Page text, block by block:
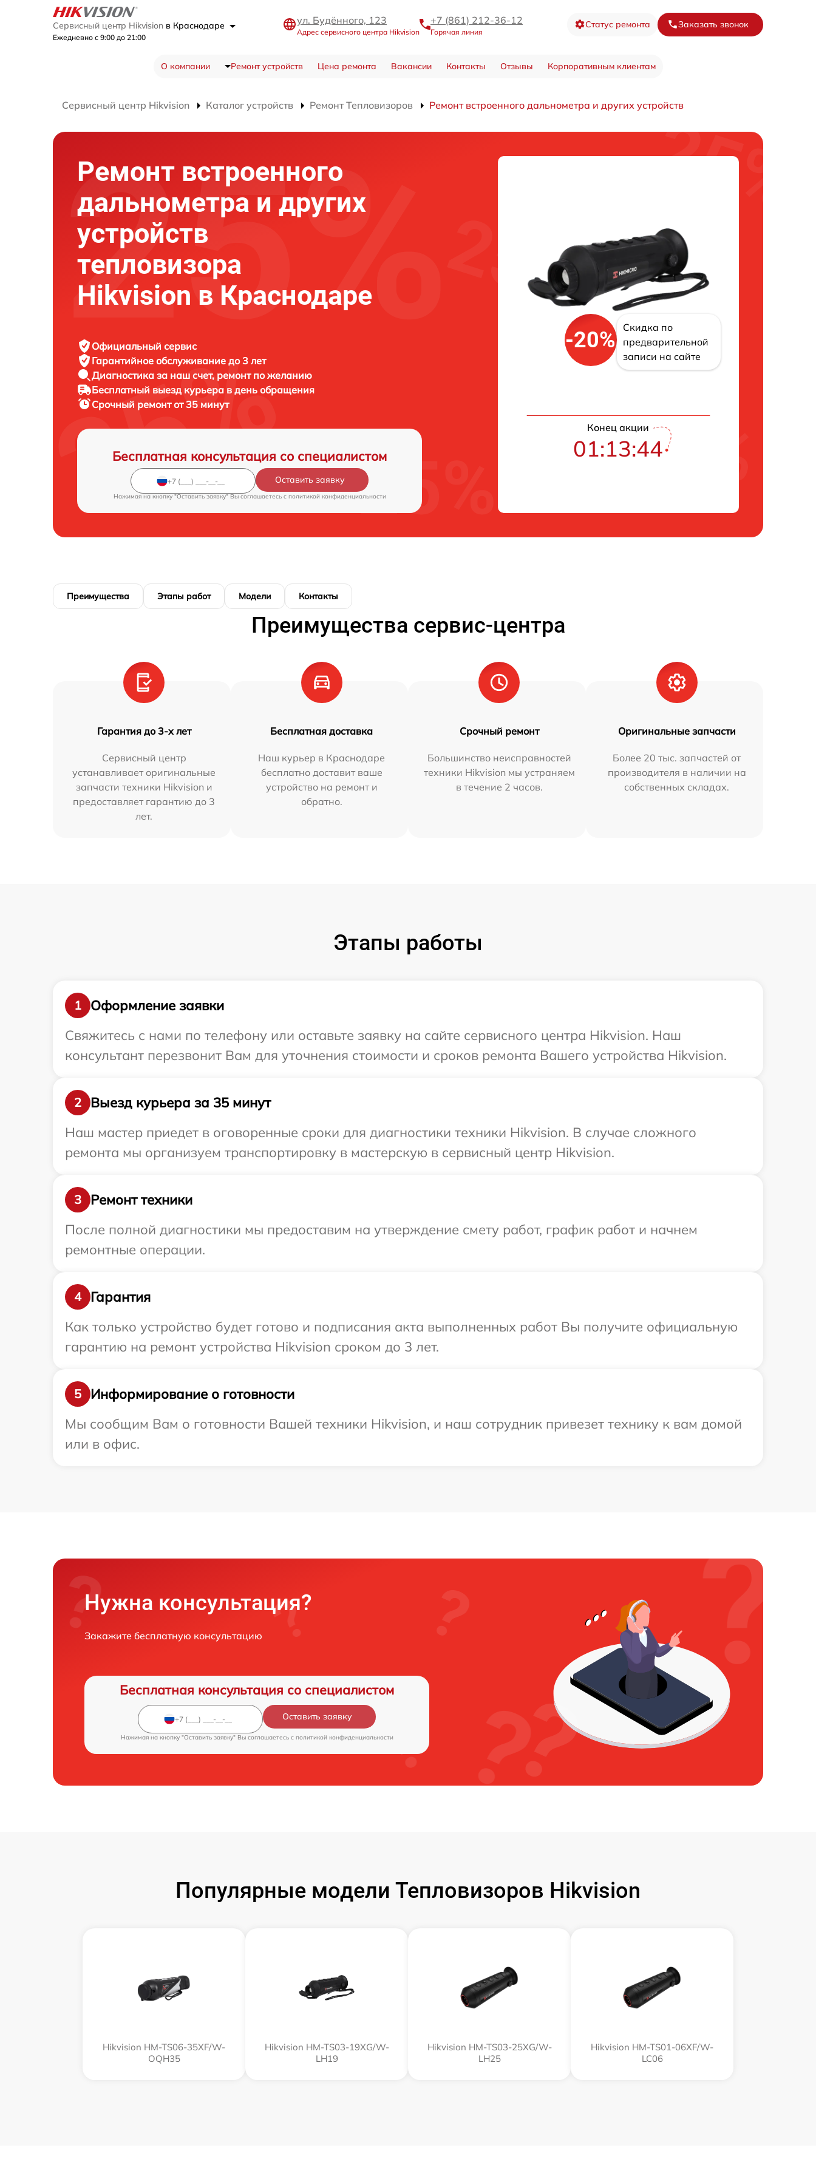
Сервисный центр Hikvision в Краснодаре
Ежедневно с 9:00 до 21:00
ул. Будённого, 123
Адрес сервисного центра Hikvision
+7 (861) 212-36-12
Горячая линия
Статус ремонта Заказать звонок
О компании Ремонт устройств Цена ремонта Вакансии Контакты Отзывы Корпоративным клиентам
Сервисный центр Hikvision Каталог устройств Ремонт Тепловизоров Ремонт встроенного дальнометра и других устройств
Ремонт встроенного
дальнометра и других
устройств
тепловизора
Hikvision в Краснодаре
Официальный сервис
Гарантийное обслуживание до 3 лет
Диагностика за наш счет, ремонт по желанию
Бесплатный выезд курьера в день обращения
Срочный ремонтот 35 минут
Бесплатная консультация со специалистом
Оставить заявку
Нажимая на кнопку "Оставить заявку" Вы соглашаетесь c политикой конфиденциальности
-20%
Скидка по
предварительной
записи на сайте
Конец акции
01:13:43
Преимущества Этапы работ Модели Контакты
Преимущества сервис-центра
Гарантия до 3-х лет
Сервисный центр
устанавливает оригинальные
запчасти техники Hikvision и
предоставляет гарантию до 3
лет.
Бесплатная доставка
Наш курьер в Краснодаре
бесплатно доставит ваше
устройство на ремонт и
обратно.
Срочный ремонт
Большинство неисправностей
техники Hikvision мы устраняем
в течение 2 часов.
Оригинальные запчасти
Более 20 тыс. запчастей от
производителя в наличии на
собственных складах.
Этапы работы
1
Оформление заявки
Свяжитесь с нами по телефону или оставьте заявку на сайте сервисного центра Hikvision. Наш
консультант перезвонит Вам для уточнения стоимости и сроков ремонта Вашего устройства Hikvision.
2
Выезд курьера за 35 минут
Наш мастер приедет в оговоренные сроки для диагностики техники Hikvision. В случае сложного
ремонта мы организуем транспортировку в мастерскую в сервисный центр Hikvision.
3
Ремонт техники
После полной диагностики мы предоставим на утверждение смету работ, график работ и начнем
ремонтные операции.
4
Гарантия
Как только устройство будет готово и подписания акта выполненных работ Вы получите официальную
гарантию на ремонт устройства Hikvision сроком до 3 лет.
5
Информирование о готовности
Мы сообщим Вам о готовности Вашей техники Hikvision, и наш сотрудник привезет технику к вам домой
или в офис.
Нужна консультация?
Закажите бесплатную консультацию
Бесплатная консультация со специалистом
Оставить заявку
Нажимая на кнопку "Оставить заявку" Вы соглашаетесь c политикой конфиденциальности
Популярные модели Тепловизоров Hikvision
Hikvision HM-TS06-35XF/W-
OQH35
Hikvision HM-TS03-19XG/W-
LH19
Hikvision HM-TS03-25XG/W-
LH25
Hikvision HM-TS01-06XF/W-
LC06